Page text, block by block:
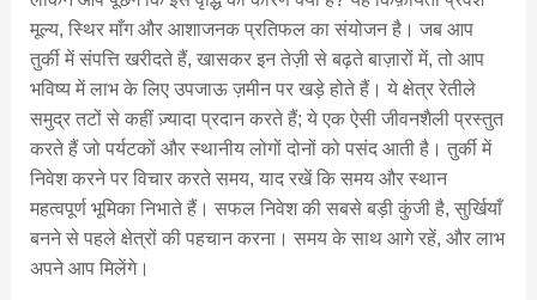
मूल्य, स्थिर माँग और आशाजनक प्रतिफल का संयोजन है। जब आप
तुर्की में संपत्ति खरीदते हैं, खासकर इन तेज़ी से बढ़ते बाज़ारों में, तो आप
भविष्य में लाभ के लिए उपजाऊ ज़मीन पर खड़े होते हैं। ये क्षेत्र रेतीले
समुद्र तटों से कहीं ज़्यादा प्रदान करते हैं; ये एक ऐसी जीवनशैली प्रस्तुत
करते हैं जो पर्यटकों और स्थानीय लोगों दोनों को पसंद आती है। तुर्की में
निवेश करने पर विचार करते समय, याद रखें कि समय और स्थान
महत्वपूर्ण भूमिका निभाते हैं। सफल निवेश की सबसे बड़ी कुंजी है, सुर्खियाँ
बनने से पहले क्षेत्रों की पहचान करना। समय के साथ आगे रहें, और लाभ
अपने आप मिलेंगे।